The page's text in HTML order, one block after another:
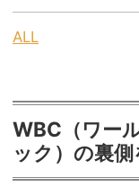
ALL
WBC（ワー
ック）の裏